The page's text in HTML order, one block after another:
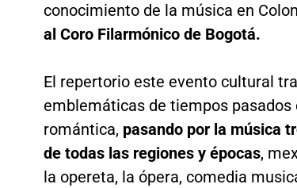
conocimiento de la música en
al Coro Filarmónico de Bogotá.
El repertorio este evento cultural
emblemáticas de tiempos pasados
romántica, pasando por la música
de todas las regiones y épocas,
la opereta, la ópera, comedia